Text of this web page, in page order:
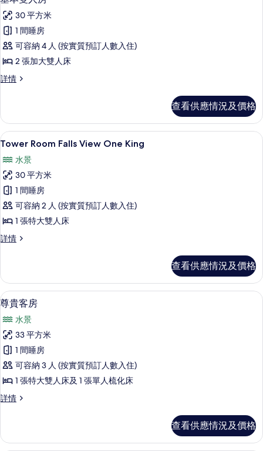
片
入
所
有
基
雙
房
的
相
片
30 平方米
1 間睡房
可容納 4 人 (按實質預訂人數入住)
2 張加大雙人床
詳情
基
房
詳
情
查看供應情況及價格
載
所
有
Tower
Room Falls
View One
King
片
書桌、遮光窗簾/窗簾、熨斗/熨衫板、
4
Tower Room Falls View One King
水景
30 平方米
1 間睡房
可容納 2 人 (按實質預訂人數入住)
1 張特大雙人床
詳情
Tower
詳
情
查看供應情況及價格
載
入
所
有
尊
貴
房
相
書桌、遮光窗簾/窗簾、熨斗/熨衫板、
5
尊貴客房
水景
33 平方米
1 間睡房
可容納 3 人 (按實質預訂人數入住)
1 張特大雙人床及 1 張單人梳化床
詳情
尊
詳
查看供應情況及價格